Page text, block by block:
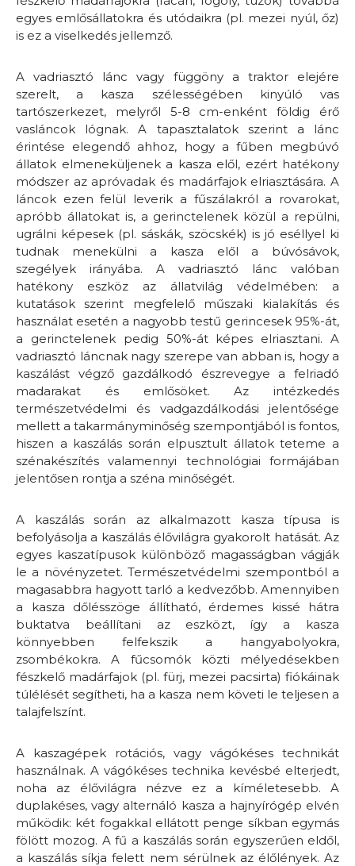
egyes emlősállatokra és utódaikra (pl. mezei nyúl, őz)
is ez a viselkedés jellemző.
A vadriasztó lánc vagy függöny a traktor elejére
szerelt, a kasza szélességében kinyúló vas
tartószerkezet, melyről 5-8 cm-enként földig érő
vasláncok lógnak. A tapasztalatok szerint a lánc
érintése elegendő ahhoz, hogy a fűben megbúvó
állatok elmeneküljenek a kasza elől, ezért hatékony
módszer az apróvadak és madárfajok elriasztására. A
láncok ezen felül leverik a fűszálakról a rovarokat,
apróbb állatokat is, a gerinctelenek közül a repülni,
ugrálni képesek (pl. sáskák, szöcskék) is jó eséllyel ki
tudnak menekülni a kasza elől a búvósávok,
szegélyek irányába. A vadriasztó lánc valóban
hatékony eszköz az állatvilág védelmében: a
kutatások szerint megfelelő műszaki kialakítás és
használat esetén a nagyobb testű gerincesek 95%-át,
a gerinctelenek pedig 50%-át képes elriasztani. A
vadriasztó láncnak nagy szerepe van abban is, hogy a
kaszálást végző gazdálkodó észrevegye a felriadó
madarakat és emlősöket. Az intézkedés
természetvédelmi és vadgazdálkodási jelentősége
mellett a takarmányminőség szempontjából is fontos,
hiszen a kaszálás során elpusztult állatok teteme a
szénakészítés valamennyi technológiai formájában
jelentősen rontja a széna minőségét.
A kaszálás során az alkalmazott kasza típusa is
befolyásolja a kaszálás élővilágra gyakorolt hatását. Az
egyes kaszatípusok különböző magasságban vágják
le a növényzetet. Természetvédelmi szempontból a
magasabbra hagyott tarló a kedvezőbb. Amennyiben
a kasza dőlésszöge állítható, érdemes kissé hátra
buktatva beállítani az eszközt, így a kasza
könnyebben felfekszik a hangyabolyokra,
zsombékokra. A fűcsomók közti mélyedésekben
fészkelő madárfajok (pl. fürj, mezei pacsirta) fiókáinak
túlélését segítheti, ha a kasza nem követi le teljesen a
talajfelszínt.
A kaszagépek rotációs, vagy vágókéses technikát
használnak. A vágókéses technika kevésbé elterjedt,
noha az élővilágra nézve ez a kíméletesebb. A
duplakéses, vagy alternáló kasza a hajnyírógép elvén
működik: két fogakkal ellátott penge síkban egymás
fölött mozog. A fű a kaszálás során egyszerűen eldől,
a kaszálás síkja felett nem sérülnek az élőlények. Az